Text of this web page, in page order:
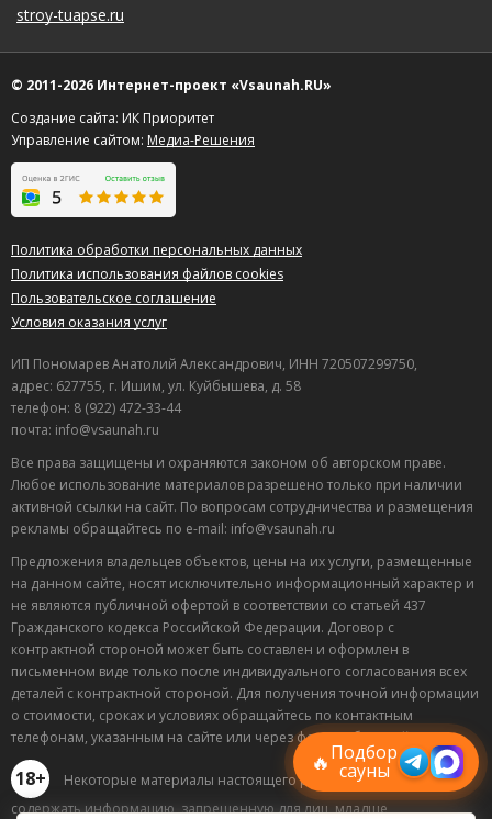
stroy-tuapse.ru
© 2011-2026 Интернет-проект «Vsaunah.RU»
Создание сайта: ИК Приоритет
Управление сайтом: Медиа-Решения
Политика обработки персональных данных
Политика использования файлов cookies
Пользовательское соглашение
Условия оказания услуг
ИП Пономарев Анатолий Александрович, ИНН 720507299750,
адрес: 627755, г. Ишим, ул. Куйбышева, д. 58
телефон: 8 (922) 472-33-44
почта: info@vsaunah.ru
Все права защищены и охраняются законом об авторском праве.
Любое использование материалов разрешено только при наличии
активной ссылки на сайт. По вопросам сотрудничества и размещения
рекламы обращайтесь по e-mail: info@vsaunah.ru
Предложения владельцев объектов, цены на их услуги, размещенные
на данном сайте, носят исключительно информационный характер и
не являются публичной офертой в соответствии со статьей 437
Гражданского кодекса Российской Федерации. Договор с
контрактной стороной может быть составлен и оформлен в
письменном виде только после индивидуального согласования всех
деталей с контрактной стороной. Для получения точной информации
о стоимости, сроках и условиях обращайтесь по контактным
телефонам, указанным на сайте или через форму обратной связи.
18+
Некоторые материалы настоящего раздела могут
содержать информацию, запрещенную для лиц, младше
🔥Подбор
сауны
Лучшие
спецпредложения
саун
Подписывайтесь в Telegram или MAX —
пришлём свежие скидки